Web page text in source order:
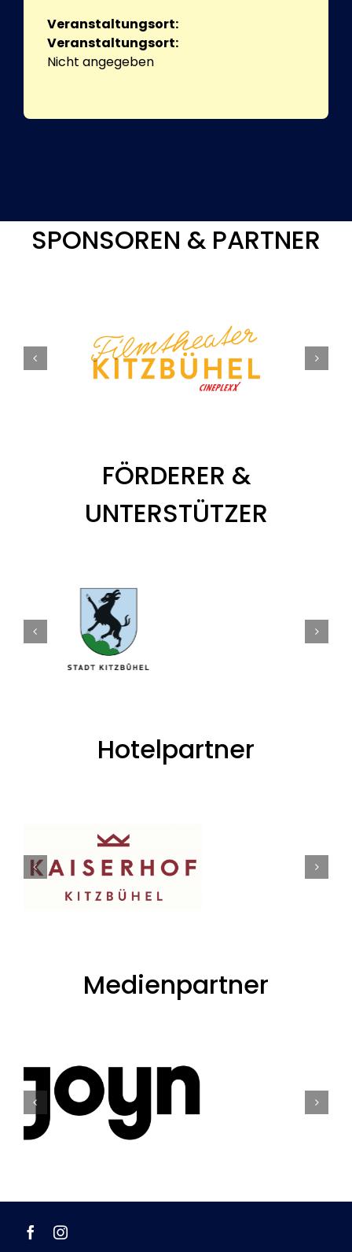
Veranstaltungsort:
Veranstaltungsort:
Nicht angegeben
SPONSOREN & PARTNER
FÖRDERER &
UNTERSTÜTZER
Hotelpartner
Medienpartner